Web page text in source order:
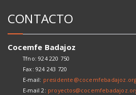
CONTACTO
Cocemfe Badajoz
Tfno: 924 220 750
Fax: 924 243 720
E-mail: presidente@cocemfebadajoz.org
E-mail 2: